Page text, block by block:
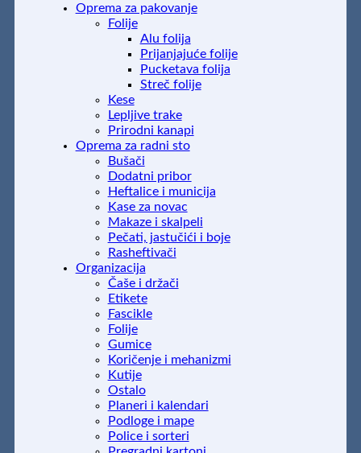
Oprema za pakovanje
Folije
Alu folija
Prijanjajuće folije
Pucketava folija
Streč folije
Kese
Lepljive trake
Prirodni kanapi
Oprema za radni sto
Bušači
Dodatni pribor
Heftalice i municija
Kase za novac
Makaze i skalpeli
Pečati, jastučići i boje
Rasheftivači
Organizacija
Čaše i držači
Etikete
Fascikle
Folije
Gumice
Koričenje i mehanizmi
Kutije
Ostalo
Planeri i kalendari
Podloge i mape
Police i sorteri